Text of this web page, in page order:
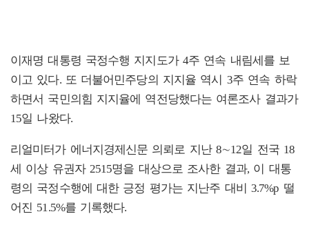
이재명 대통령 국정수행 지지도가 4주 연속 내림세를 보
이고 있다. 또 더불어민주당의 지지율 역시 3주 연속 하락
하면서 국민의힘 지지율에 역전당했다는 여론조사 결과가
15일 나왔다.
리얼미터가 에너지경제신문 의뢰로 지난 8∼12일 전국 18
세 이상 유권자 2515명을 대상으로 조사한 결과, 이 대통
령의 국정수행에 대한 긍정 평가는 지난주 대비 3.7%p 떨
어진 51.5%를 기록했다.